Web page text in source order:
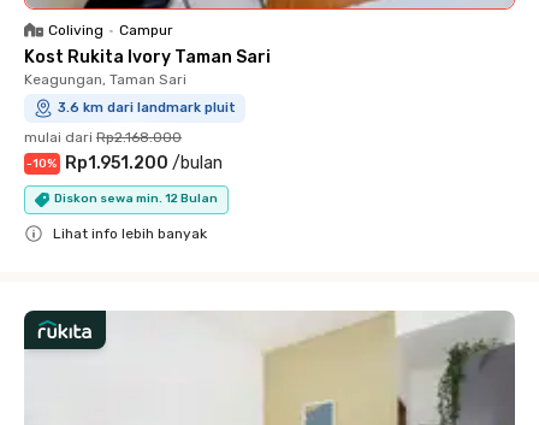
Coliving • Campur
Kost Rukita Ivory Taman Sari
Keagungan, Taman Sari
3.6 km dari landmark pluit
mulai dari Rp2.168.000
-10% Rp1.951.200 /bulan
Diskon sewa min. 12 Bulan
Lihat info lebih banyak